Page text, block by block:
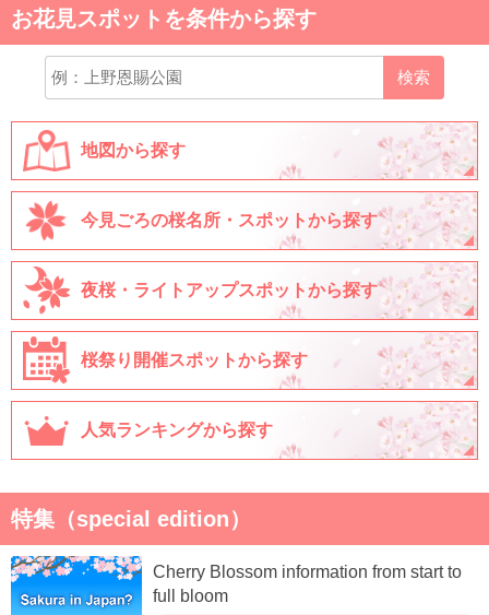
お花見スポットを条件から探す
検索
地図から探す
今見ごろの桜名所・スポットから探す
夜桜・ライトアップスポットから探す
桜祭り開催スポットから探す
人気ランキングから探す
特集（special edition）
Cherry Blossom information from start to
full bloom